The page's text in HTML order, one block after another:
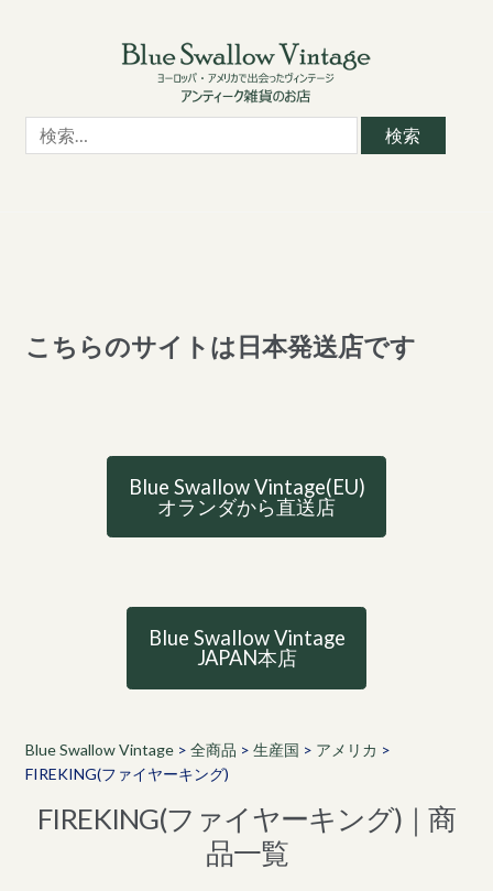
検
索:
こちらのサイトは日本発送店です
Blue Swallow Vintage(EU)
オランダから直送店
Blue Swallow Vintage
JAPAN本店
Blue Swallow Vintage> 全商品 > 生産国 > アメリカ >
FIREKING(ファイヤーキング)
FIREKING(ファイヤーキング)｜商
品一覧